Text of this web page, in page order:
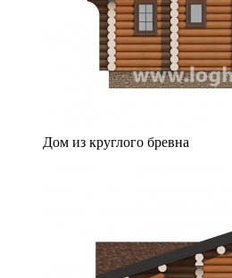
Дом из круглого бревна